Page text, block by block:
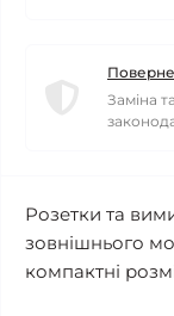
Заміна
Розетки та
зовнішнього
компактні